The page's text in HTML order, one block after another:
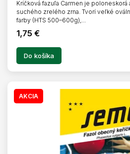
1,75 €
Do košíka
Kríčková fazuľa Carmen je
suchého zrelého zrna. Tvorí veľké
farby (HTS 500–600g),...
AKCIA